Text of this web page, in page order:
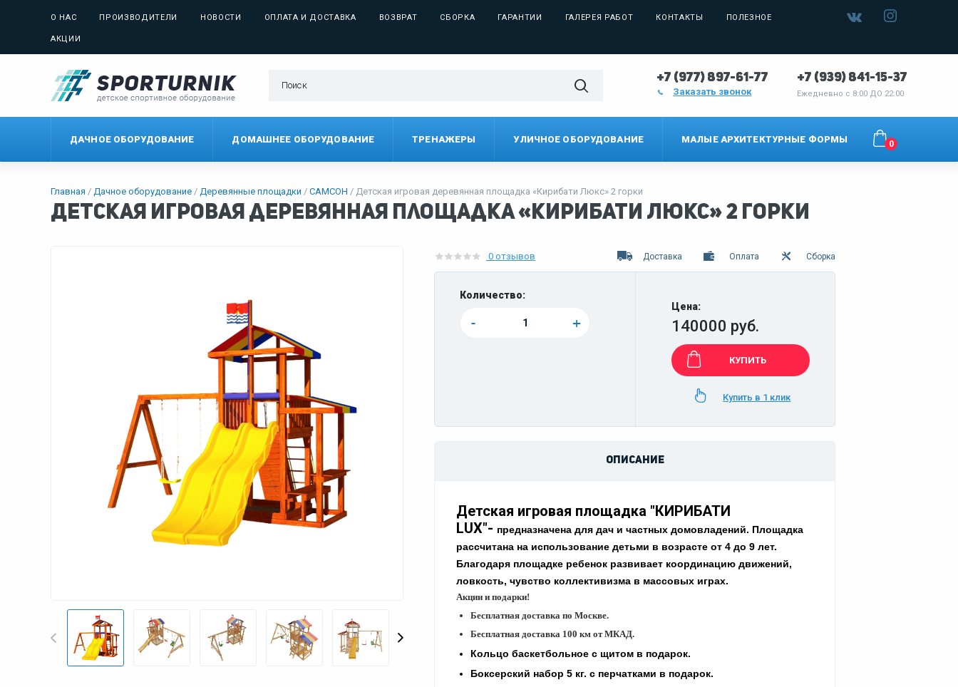
О НАС ПРОИЗВОДИТЕЛИ НОВОСТИ ОПЛАТА И ДОСТАВКА ВОЗВРАТ СБОРКА ГАРАНТИИ ГАЛЕРЕЯ РАБОТ КОНТАКТЫ ПОЛЕЗНОЕ
АКЦИИ
+7 (977) 897-61-77
Заказать звонок
+7 (939) 841-15-37
Ежедневно с 8:00 ДО 22:00
ДАЧНОЕ ОБОРУДОВАНИЕ ДОМАШНЕЕ ОБОРУДОВАНИЕ ТРЕНАЖЕРЫ УЛИЧНОЕ ОБОРУДОВАНИЕ МАЛЫЕ АРХИТЕКТУРНЫЕ ФОРМЫ 0
Главная Дачное оборудование Деревянные площадки САМСОН Детская игровая деревянная площадка «Кирибати Люкс» 2 горки
Детская игровая деревянная площадка «Кирибати Люкс» 2 горки
0 отзывов Доставка Оплата Сборка
Количество:
- +
Цена:
140000 руб.
КУПИТЬ
Купить в 1 клик
ОПИСАНИЕ
Детская игровая площадка "КИРИБАТИ
LUX"- предназначена для дач и частных домовладений. Площадка
рассчитана на использование детьми в возрасте от 4 до 9 лет.
Благодаря площадке ребенок развивает координацию движений,
ловкость, чувство коллективизма в массовых играх.
Акции и подарки!
Бесплатная доставка по Москве.
Бесплатная доставка 100 км от МКАД.
Кольцо баскетбольное с щитом в подарок.
Боксерский набор 5 кг. с перчатками в подарок.